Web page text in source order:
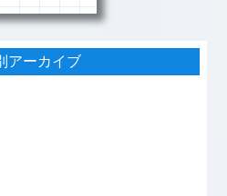
アーカイブ